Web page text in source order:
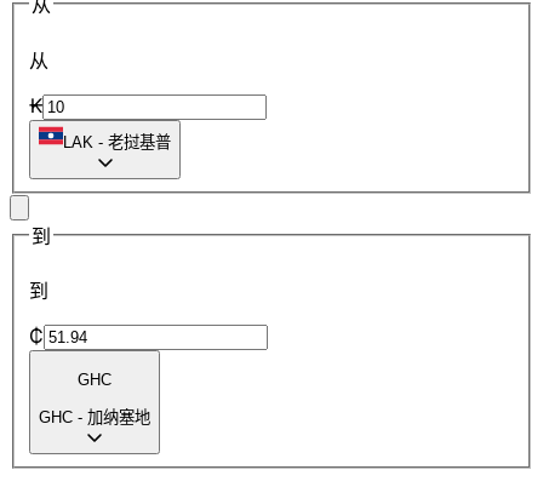
从
从
₭
LAK - 老挝基普
到
到
₵
GHC
GHC - 加纳塞地